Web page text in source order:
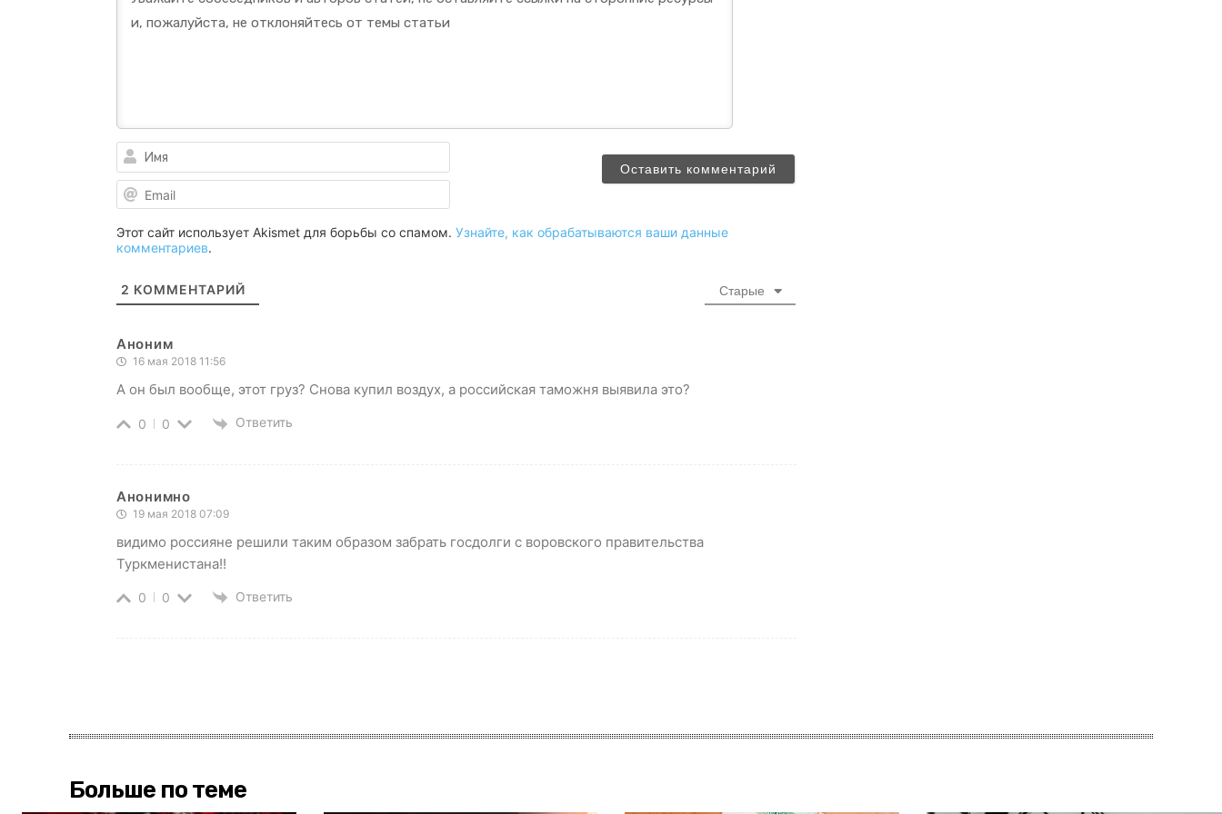
Этот сайт использует Akismet для борьбы со спамом. Узнайте, как обрабатываются ваши данные
комментариев.
2 КОММЕНТАРИЙ Старые
Аноним
16 мая 2018 11:56
А он был вообще, этот груз? Снова купил воздух, а российская таможня выявила это?
0 0 Ответить
Анонимно
19 мая 2018 07:09
видимо россияне решили таким образом забрать госдолги с воровского правительства
Туркменистана!!
0 0 Ответить
Больше по теме